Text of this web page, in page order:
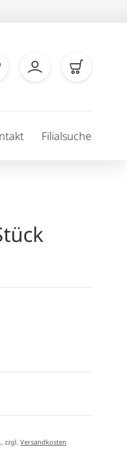
Filialsuche
zzgl.Versandkosten